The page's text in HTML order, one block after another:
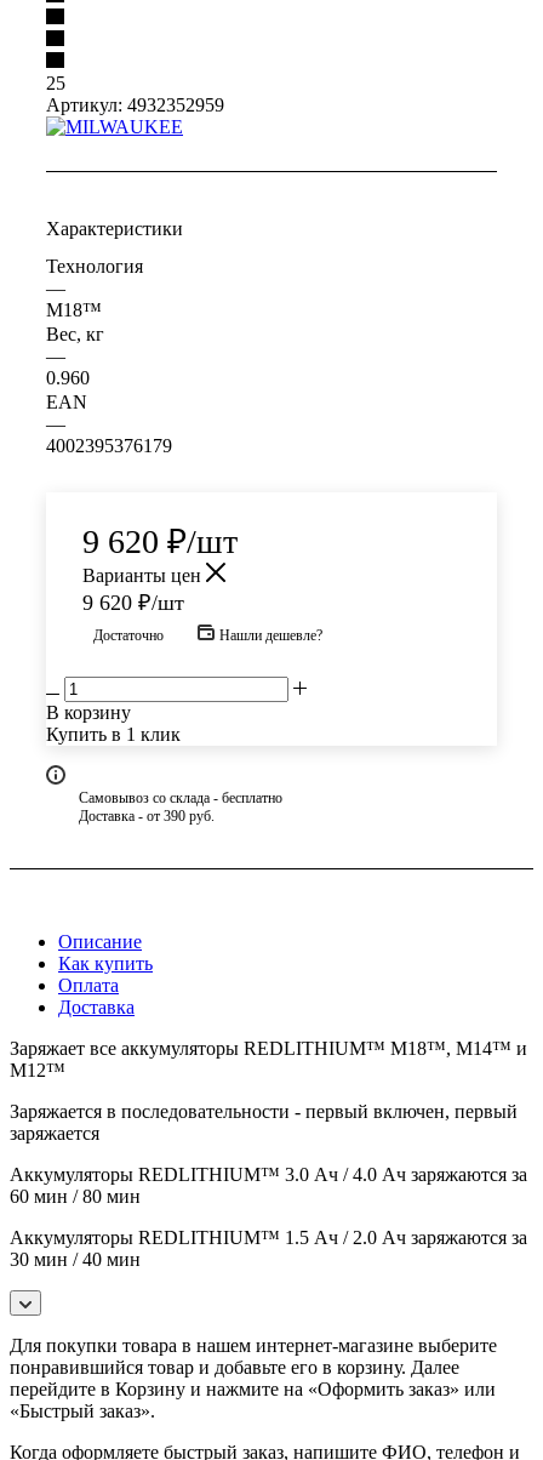
25
Артикул: 4932352959
Характеристики
Технология
—
M18™
Вес, кг
—
0.960
EAN
—
4002395376179
9 620 ₽/шт
Варианты цен
9 620 ₽/шт
Достаточно Нашли дешевле?
В корзину
Купить в 1 клик
Самовывоз со склада - бесплатно
Доставка - от 390 руб.
Описание
Как купить
Оплата
Доставка
Заряжает все аккумуляторы REDLITHIUM™ M18™, M14™ и
M12™
Заряжается в последовательности - первый включен, первый
заряжается
Аккумуляторы REDLITHIUM™ 3.0 Ач / 4.0 Ач заряжаются за
60 мин / 80 мин
Аккумуляторы REDLITHIUM™ 1.5 Ач / 2.0 Ач заряжаются за
30 мин / 40 мин
Для покупки товара в нашем интернет-магазине выберите
понравившийся товар и добавьте его в корзину. Далее
перейдите в Корзину и нажмите на «Оформить заказ» или
«Быстрый заказ».
Когда оформляете быстрый заказ, напишите ФИО, телефон и